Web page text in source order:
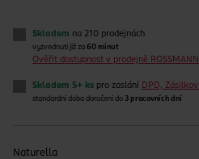
Skladem na 210 prodejnách
vyzvednutí již za 60 minut
Ověřit dostupnost v prodejně ROSSMANN
Skladem 5+ ks pro zaslání DPD,
standardní doba doručení do 3 pracovních dní
Naturella